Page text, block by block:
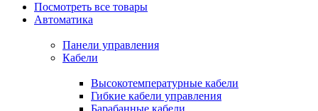
Посмотреть все товары
Автоматика
Панели управления
Кабели
Высокотемпературные кабели
Гибкие кабели управления
Барабанные кабели